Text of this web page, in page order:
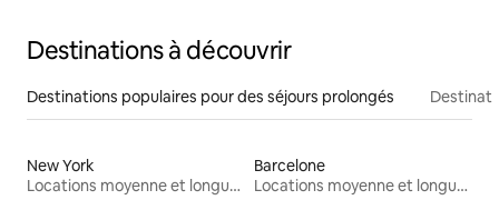
Destinations à découvrir
Destinations populaires pour des séjours prolongés
New York
Locations moyenne et longue durée
Barcelone
Locations moyenne et longue durée